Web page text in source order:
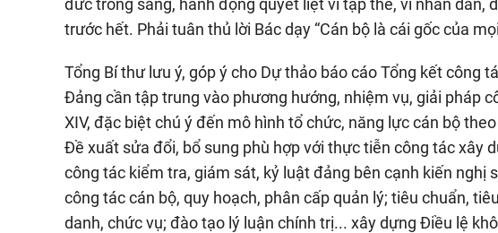
đức trong sáng, hành động quyết liệt vì tập thể, vì nhân dân,
trước hết. Phải tuân thủ lời Bác dạy “Cán bộ là cái gốc của
Tổng Bí thư lưu ý, góp ý cho Dự thảo báo cáo Tổng kết công
Đảng cần tập trung vào phương hướng, nhiệm vụ, giải pháp
XIV, đặc biệt chú ý đến mô hình tổ chức, năng lực cán bộ
Đề xuất sửa đổi, bổ sung phù hợp với thực tiễn công tác xây
công tác kiểm tra, giám sát, kỷ luật đảng bên cạnh kiến nghị
công tác cán bộ, quy hoạch, phân cấp quản lý; tiêu chuẩn,
danh, chức vụ; đào tạo lý luận chính trị... xây dựng Điều lệ